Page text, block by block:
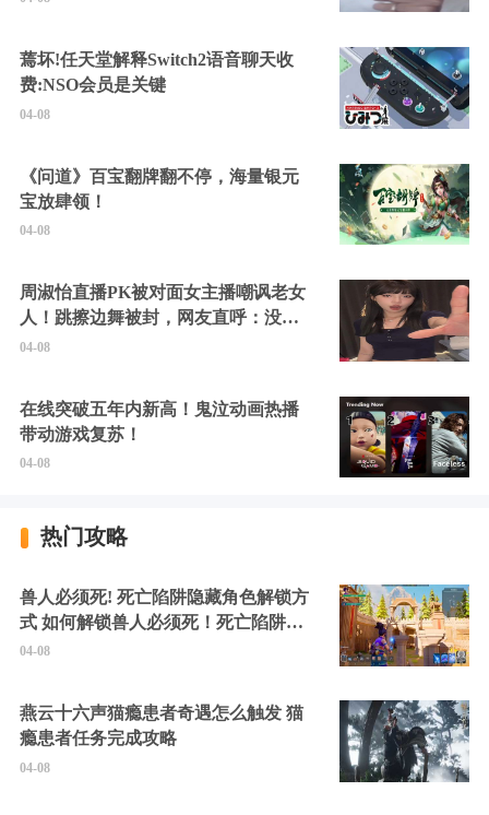
蔫坏!任天堂解释Switch2语音聊天收
费:NSO会员是关键
04-08
《问道》百宝翻牌翻不停，海量银元
宝放肆领！
04-08
周淑怡直播PK被对面女主播嘲讽老女
人！跳擦边舞被封，网友直呼：没边
硬擦封的好！
04-08
在线突破五年内新高！鬼泣动画热播
带动游戏复苏！
04-08
热门攻略
兽人必须死! 死亡陷阱隐藏角色解锁方
式 如何解锁兽人必须死！死亡陷阱中
的隐藏角色
04-08
燕云十六声猫瘾患者奇遇怎么触发 猫
瘾患者任务完成攻略
04-08